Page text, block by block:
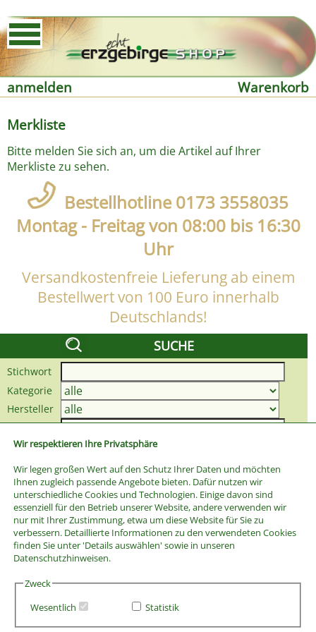
Wir respektieren Ihre Privatsphäre
Wir legen großen Wert auf den Schutz Ihrer Daten und möchten
Ihnen zugleich passende Angebote bieten. Dafür nutzen wir
unterschiedliche Cookies und Technologien. Einige davon sind
essenziell für den Betrieb unserer Website, andere verwenden wir
nur mit Ihrer Zustimmung, etwa um diese Website für Sie zu
verbessern. Detaillierte Informationen zu den verwendeten Cookies
finden Sie unter 'Details auswählen' sowie in unseren
Datenschutzhinweisen.
Zweck
Wesentlich
Statistik
anmelden
Warenkorb
Merkliste
Bitte melden Sie sich an, um die Artikel auf Ihrer
Merkliste zu sehen.
Bestellhotline 0173 3558035
Montag - Freitag von 08:00 bis 16:30
Uhr
Versandkostenfreie Lieferung ab einem
Bestellwert von 100 Euro innerhalb
Deutschlands!
SUCHE
Stichwort
Kategorie
Hersteller
Preis bis